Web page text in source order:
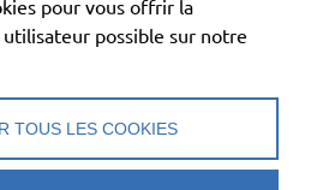
Section romande
pour vous offrir la
possible sur notre
TOUS LES COOKIES